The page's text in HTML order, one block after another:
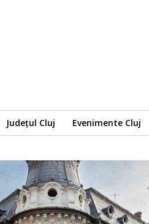
Județul Cluj Evenimente Cluj